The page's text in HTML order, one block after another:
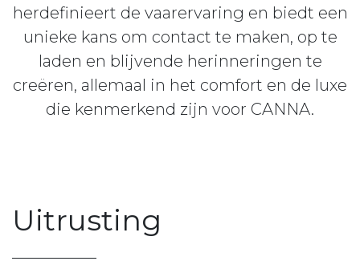
herdefinieert de vaarervaring en biedt een
unieke kans om contact te maken, op te
laden en blijvende herinneringen te
creëren, allemaal in het comfort en de luxe
die kenmerkend zijn voor CANNA.
Uitrusting